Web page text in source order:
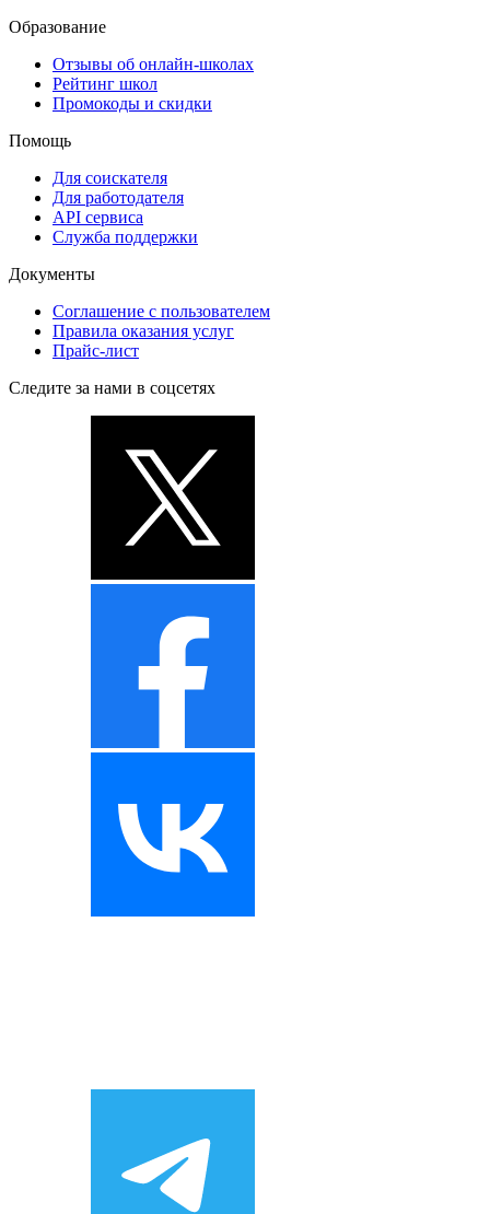
Образование
Отзывы об онлайн-школах
Рейтинг школ
Промокоды и скидки
Помощь
Для соискателя
Для работодателя
API сервиса
Служба поддержки
Документы
Соглашение с пользователем
Правила оказания услуг
Прайс-лист
Следите за нами в соцсетях